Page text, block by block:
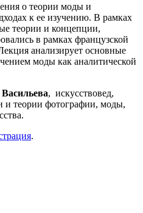
о теории моды и
к ее изучению. В рамках
теории и концепции,
в рамках французской
анализирует основные
моды как аналитической
, искусствовед,
и теории фотографии, моды,
.